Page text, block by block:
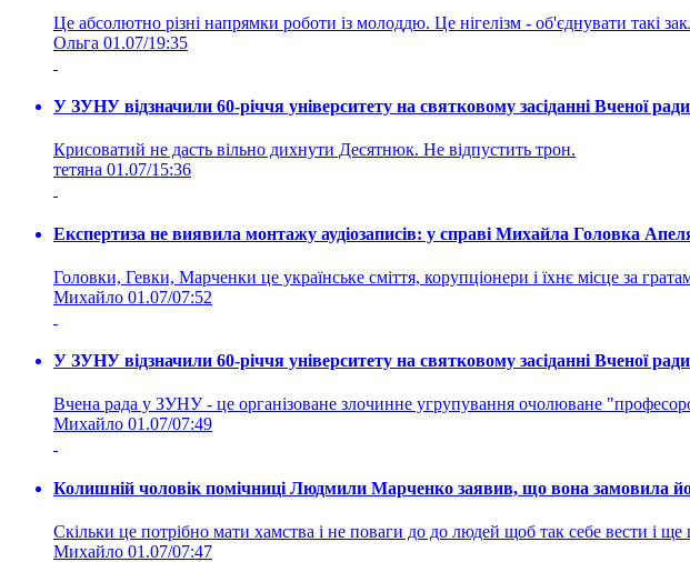
Це абсолютно різні напрямки роботи із молоддю. Це нігелізм - об'єднувати такі
Ольга 01.07/19:35
У ЗУНУ відзначили 60-річчя університету на святковому засіданні Вченої
Крисоватий не дасть вільно дихнути Десятнюк. Не відпустить трон.
тетяна 01.07/15:36
Експертиза не виявила монтажу аудіозаписів: у справі Михайла Головка
Головки, Гевки, Марченки це українське сміття, корупціонери і їхнє місце за
Михайло 01.07/07:52
У ЗУНУ відзначили 60-річчя університету на святковому засіданні Вченої
Вчена рада у ЗУНУ - це організоване злочинне угрупування очолюване
Михайло 01.07/07:49
Колишній чоловік помічниці Людмили Марченко заявив, що вона замовила
Скільки це потрібно мати хамства і не поваги до до людей щоб так себе вести і
Михайло 01.07/07:47